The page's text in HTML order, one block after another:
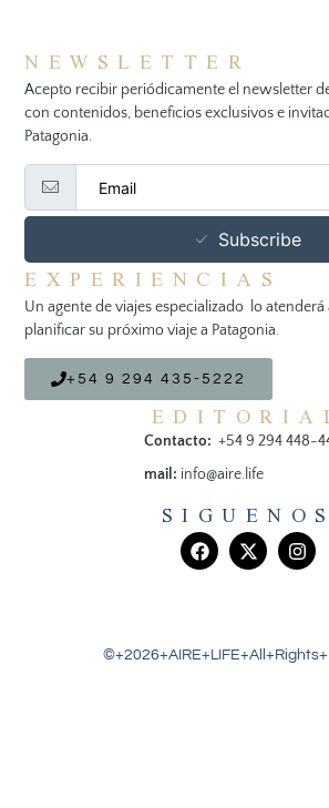
NEWSLETTER
Acepto recibir periódicamente el newsletter
con contenidos, beneficios exclusivos e
Patagonia.
Subscribe
EXPERIENCIAS
Un agente de viajes especializado lo atenderá
planificar su próximo viaje a Patagonia.
+54 9 294 435-5222
Contacto: +54 9 294 448-
mail: info@aire.life
SIGUENOS